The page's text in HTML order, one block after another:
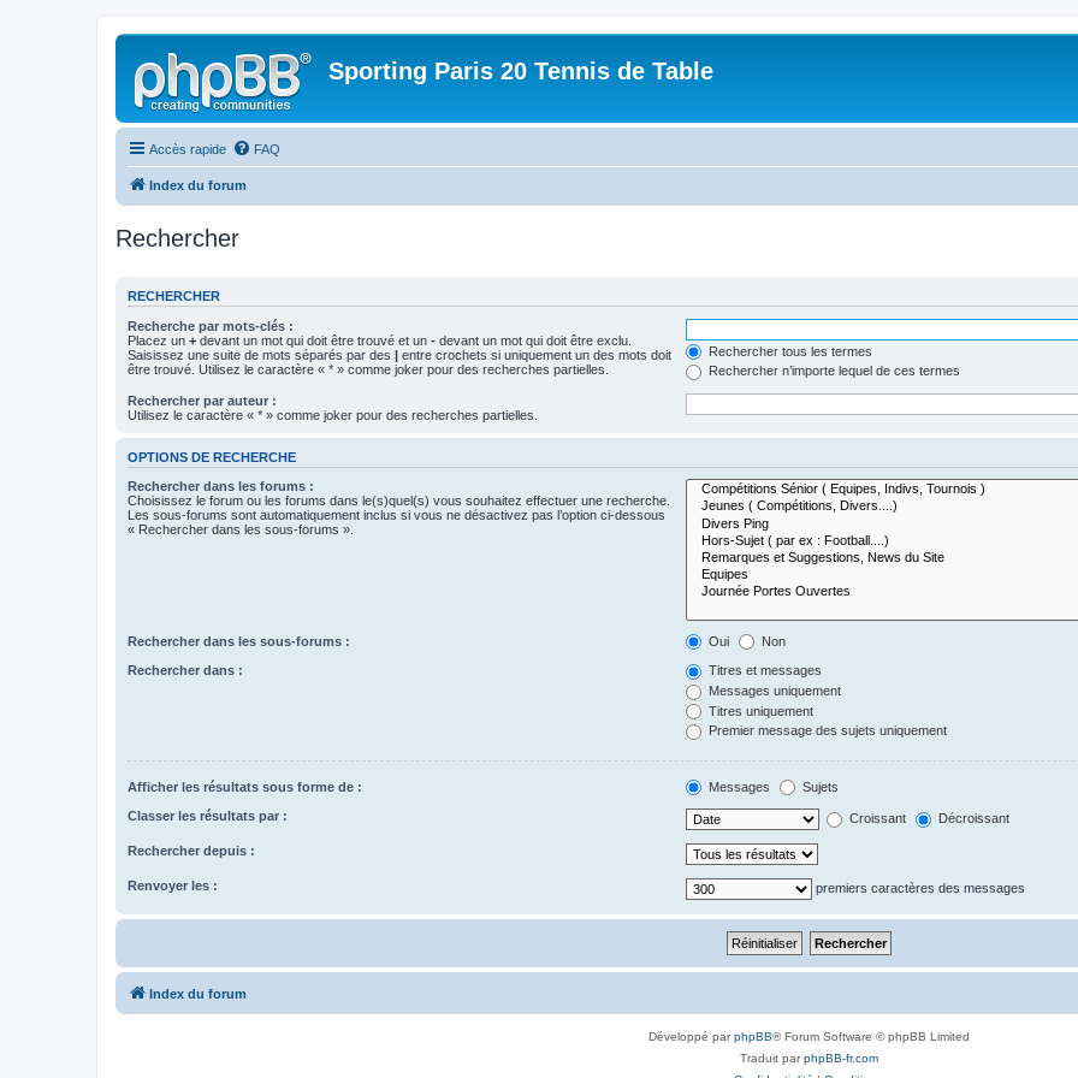
Sporting Paris 20 Tennis de Table
Accès rapide FAQ
Index du forum
Rechercher
RECHERCHER
Recherche par mots-clés :
Placez un + devant un mot qui doit être trouvé et un - devant un mot qui doit être exclu.
Saisissez une suite de mots séparés par des | entre crochets si uniquement un des mots doit
être trouvé. Utilisez le caractère « * » comme joker pour des recherches partielles.
Rechercher tous les termes
Rechercher n’importe lequel de ces termes
Rechercher par auteur :
Utilisez le caractère « * » comme joker pour des recherches partielles.
OPTIONS DE RECHERCHE
Rechercher dans les forums :
Choisissez le forum ou les forums dans le(s)quel(s) vous souhaitez effectuer une recherche.
Les sous-forums sont automatiquement inclus si vous ne désactivez pas l’option ci-dessous
« Rechercher dans les sous-forums ».
Rechercher dans les sous-forums : Oui Non
Rechercher dans :
Titres et messages
Messages uniquement
Titres uniquement
Premier message des sujets uniquement
Afficher les résultats sous forme de : Messages Sujets
Classer les résultats par : Croissant Décroissant
Rechercher depuis :
Renvoyer les : premiers caractères des messages
Index du forum
Développé parphpBB® Forum Software © phpBB Limited
Traduit parphpBB-fr.com